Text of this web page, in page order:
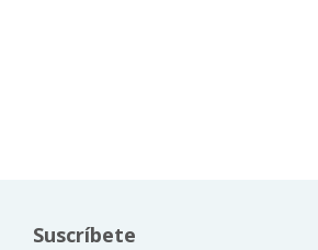
Suscríbete